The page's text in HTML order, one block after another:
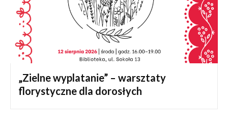
„Zielne wyplatanie” – warsztaty
florystyczne dla dorosłych